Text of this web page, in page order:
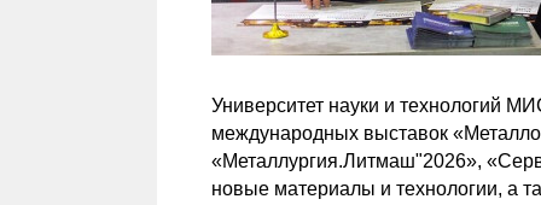
Университет науки и технологий
международных выставок
«Металлургия.Литмаш"2026»,
новые материалы и технологии, а